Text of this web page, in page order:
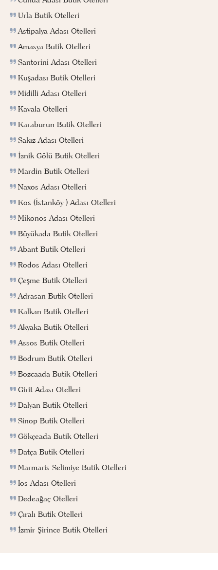
Urla Butik Otelleri
Astipalya Adası Otelleri
Amasya Butik Otelleri
Santorini Adası Otelleri
Kuşadası Butik Otelleri
Midilli Adası Otelleri
Kavala Otelleri
Karaburun Butik Otelleri
Sakız Adası Otelleri
İznik Gölü Butik Otelleri
Mardin Butik Otelleri
Naxos Adası Otelleri
Kos (İstanköy ) Adası Otelleri
Mikonos Adası Otelleri
Büyükada Butik Otelleri
Abant Butik Otelleri
Rodos Adası Otelleri
Çeşme Butik Otelleri
Adrasan Butik Otelleri
Kalkan Butik Otelleri
Akyaka Butik Otelleri
Assos Butik Otelleri
Bodrum Butik Otelleri
Bozcaada Butik Otelleri
Girit Adası Otelleri
Dalyan Butik Otelleri
Sinop Butik Otelleri
Gökçeada Butik Otelleri
Datça Butik Otelleri
Marmaris Selimiye Butik Otelleri
Ios Adası Otelleri
Dedeağaç Otelleri
Çıralı Butik Otelleri
İzmir Şirince Butik Otelleri